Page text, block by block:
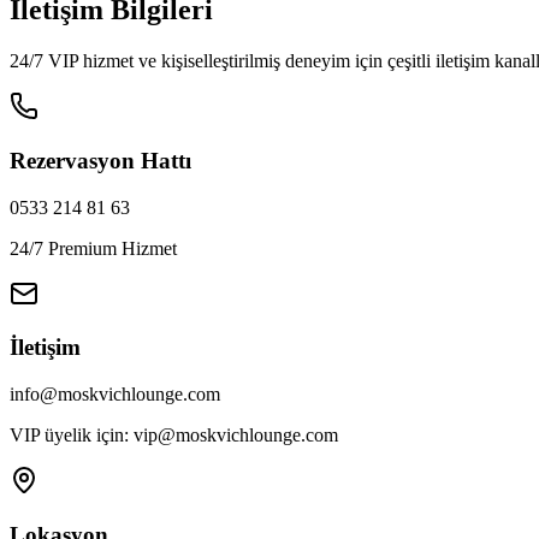
İletişim Bilgileri
24/7 VIP hizmet ve kişiselleştirilmiş deneyim için çeşitli iletişim
Rezervasyon Hattı
0533 214 81 63
24/7 Premium Hizmet
İletişim
info@moskvichlounge.com
VIP üyelik için: vip@moskvichlounge.com